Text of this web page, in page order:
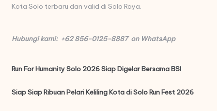
Kota Solo terbaru dan valid di Solo Raya.
Hubungi kami: +62 856-0125-8887 on WhatsApp
Run For Humanity Solo 2026 Siap Digelar Bersama BSI
Siap Siap Ribuan Pelari Keliling Kota di Solo Run Fest 2026